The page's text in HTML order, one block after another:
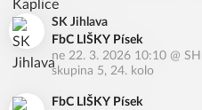
SK Jihlava
FbC LIŠKY Písek
ne 22. 3. 2026 10:10 @
skupina 5, 24. kolo
FbC LIŠKY Písek